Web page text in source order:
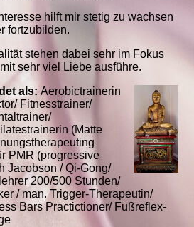
hilft mir stetig zu wachsen
fortzubilden.
stehen dabei sehr im Fokus
sehr viel Liebe ausführe.
als:Aerobictrainerin
Fitnesstrainer/
(Matte
PMR (progressive
Jacobson / Qi-Gong/
200/500 Stunden/
/ man. Trigger-Therapeutin/
Bars Practictioner/ Fußreflex-